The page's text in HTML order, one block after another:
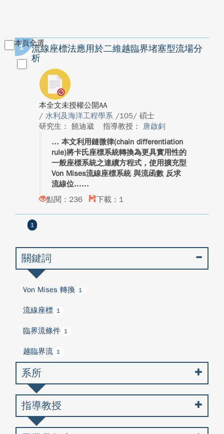
本頁全選
1
流線座標法應用於二維越臨界堵塞型流場分
析
本全文未授權公開AA
/ 水利及海洋工程學系 /105/ 碩士
研究生： 饒迪崴
指導教授： 唐啟釗
本文利用鏈微律(chain differentiation
rule)將卡氏座標系統轉換為更具實用性的
一般座標系統之連續方程式，使用擴充型
Von Mises流線座標系統 與流函數 反求
流線位...
點閱：236
下載：1
1
關鍵詞
Von Mises 轉換 1
流線座標 1
臨界流條件 1
越臨界流 1
系所
指導教授